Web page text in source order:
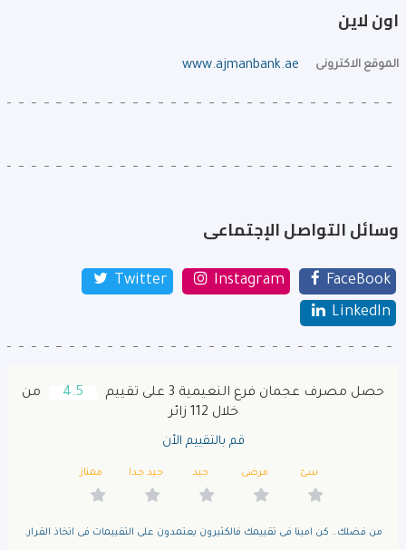
اون لاين
الموقع الاكترونى www.ajmanbank.ae
وسائل التواصل الإجتماعى
FaceBook
Instagram
Twitter
LinkedIn
حصل مصرف عجمان فرع النعيمية 3 على تقييم 4.5
من
خلال 112 زائر
قم بالتقييم الأن
سئ مرضى جيد جيد جدا ممتاز
من فضلك.. كن امينا فى تقييمك فالكثيرون يعتمدون على التقييمات فى اتخاذ القرار.